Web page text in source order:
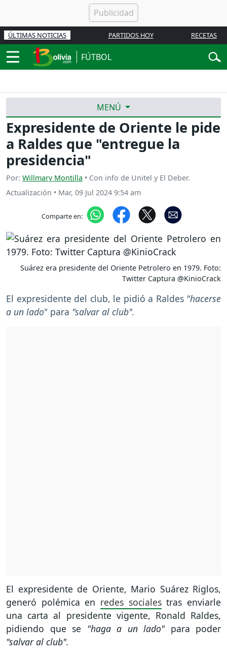
ÚLTIMAS NOTICIAS PARTIDOS HOY RECETAS
FÚTBOL
MENÚ
Expresidente de Oriente le pide
a Raldes que "entregue la
presidencia"
Por: Willmary Montilla • Con info de Unitel y El Deber.
Actualización • Mar, 09 Jul 2024 9:54 am
Comparte en:
Suárez era presidente del Oriente Petrolero en 1979. Foto:
Twitter Captura @KinioCrack
El expresidente del club, le pidió a Raldes "hacerse
a un lado" para "salvar al club".
El expresidente de Oriente, Mario Suárez Riglos,
generó polémica en redes socialestras enviarle
una carta al presidente vigente, Ronald Raldes,
pidiendo que se
"haga a un lado"para poder
"salvar al club".